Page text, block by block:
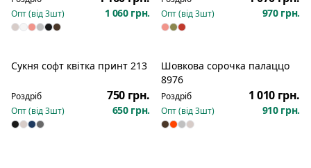
Опт (від3шт) 1 060 грн.
1211
Опт (від3шт) 970 грн.
Новинка
Сукня софт квітка принт 213
Роздріб 750 грн.
Опт (від3шт) 650 грн.
Новинка
Шовкова сорочка палаццо
8976
Роздріб 1 010 грн.
Опт (від3шт) 910 грн.